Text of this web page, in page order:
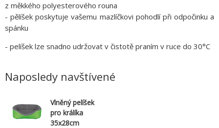
z měkkého polyesterového rouna
- pělíšek poskytuje vašemu mazlíčkovi pohodlí při odpočinku a
spánku
- pelíšek lze snadno udržovat v čistotě praním v ruce do 30°C
Naposledy navštívené
Vlněný pelíšek
pro králíka
35x28cm